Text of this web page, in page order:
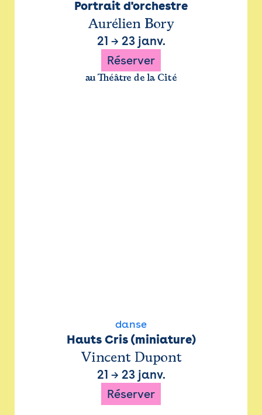
Portrait d'orchestre
Aurélien Bory
21 → 23 janv.
Réserver
au Théâtre de la Cité
danse
Hauts Cris (miniature)
Vincent Dupont
21 → 23 janv.
Réserver